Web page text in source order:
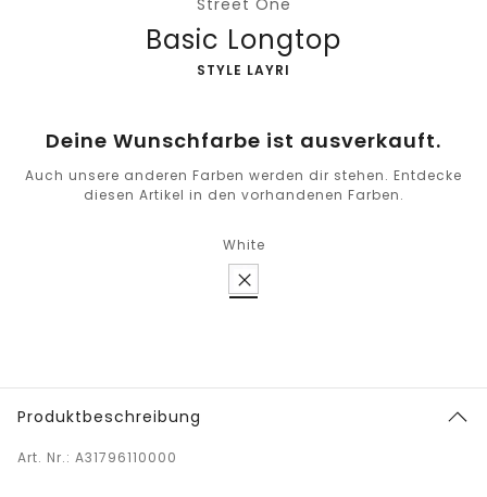
Street One
Basic Longtop
-
STYLE LAYRI
Deine Wunschfarbe ist ausverkauft.
Auch unsere anderen Farben werden dir stehen. Entdecke
diesen Artikel in den vorhandenen Farben.
White
Produktbeschreibung
Art. Nr.: A31796110000